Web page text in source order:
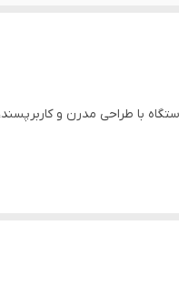
با طراحی مدرن و